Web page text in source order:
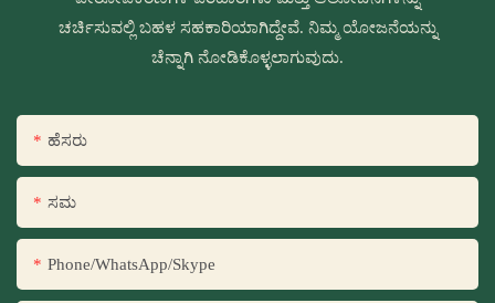
ಚರ್ಚಿಸುವಲ್ಲಿ ಬಹಳ ಸಹಕಾರಿಯಾಗಿದ್ದೇವೆ. ನಿಮ್ಮ ಯೋಜನೆಯನ್ನು
ಚೆನ್ನಾಗಿ ನೋಡಿಕೊಳ್ಳಲಾಗುವುದು.
ಹೆಸರು
ಸಮ
Phone/WhatsApp/Skype